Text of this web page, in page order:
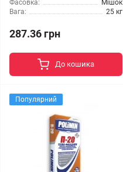
Фасовка:
Мішок
Вага:
25 кг
287.36 грн
До кошика
Популярний